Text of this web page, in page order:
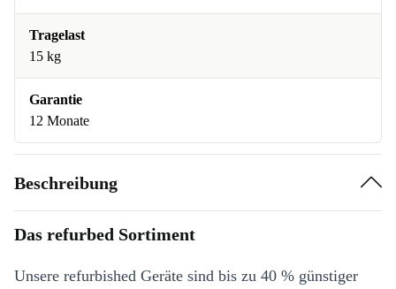
Tragelast
15 kg
Garantie
12 Monate
Beschreibung
Das refurbed Sortiment
Unsere refurbished Geräte sind bis zu 40 % günstiger